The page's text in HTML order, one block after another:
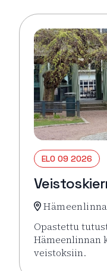
ELO 09 2026
Hämeenlinna
Opastettu
Hämeenlinnan
veistoksiin.